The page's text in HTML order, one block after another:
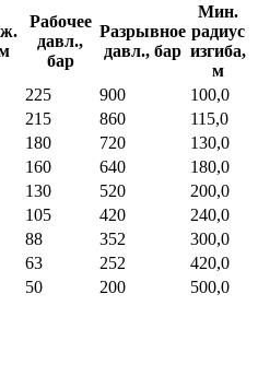
Рабочее
давл.,
бар
Разрывное
давл., бар
Мин.
радиус
изгиба,
м
225 900
100,0
215 860
115,0
180 720
130,0
160 640
180,0
130 520
200,0
105 420
240,0
88 352
300,0
63 252
420,0
50 200 500,0